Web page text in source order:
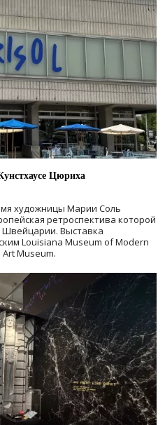
Цюриха
художницы Марии Соль
ретроспектива которой
Выставка
Louisiana Museum of Modern
Museum.